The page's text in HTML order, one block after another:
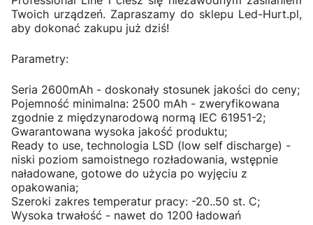
Twoich urządzeń. Zapraszamy do sklepu Led-Hurt.pl,
aby dokonać zakupu już dziś!
Parametry:
Seria 2600mAh - doskonały stosunek jakości do ceny;
Pojemność minimalna: 2500 mAh - zweryfikowana
zgodnie z międzynarodową normą IEC 61951-2;
Gwarantowana wysoka jakość produktu;
Ready to use, technologia LSD (low self discharge) -
niski poziom samoistnego rozładowania, wstępnie
naładowane, gotowe do użycia po wyjęciu z
opakowania;
Szeroki zakres temperatur pracy: -20..50 st. C;
Wysoka trwałość - nawet do 1200 ładowań